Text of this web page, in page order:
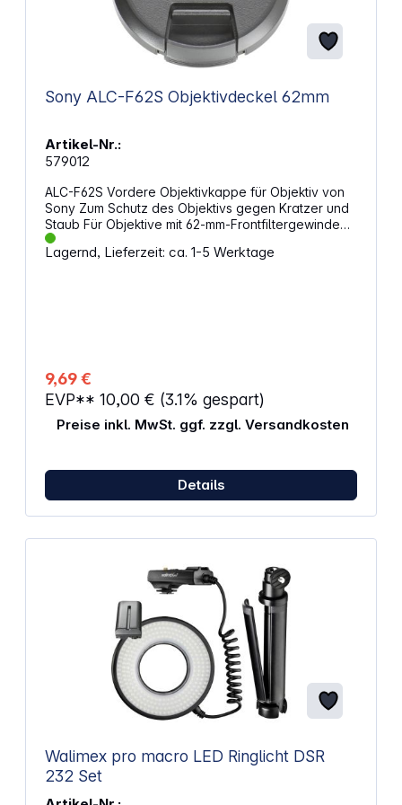
Sony ALC-F62S Objektivdeckel 62mm
Artikel-Nr.:
579012
ALC-F62S Vordere Objektivkappe für Objektiv von
Sony Zum Schutz des Objektivs gegen Kratzer und
Staub Für Objektive mit 62-mm-Frontfiltergewinde
Einfaches Anbringen/Abnehmen am/vom Objektiv
Gewicht ca.: 14 g
Lagernd, Lieferzeit: ca. 1-5 Werktage
9,69 €
EVP** 10,00 € (3.1% gespart)
Preise inkl. MwSt. ggf. zzgl. Versandkosten
Details
Walimex pro macro LED Ringlicht DSR
232 Set